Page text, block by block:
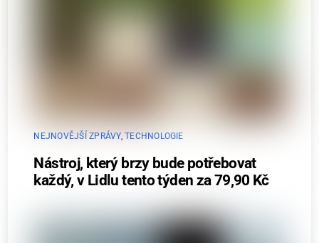
NEJNOVĚJŠÍ ZPRÁVY,TECHNOLOGIE
Nástroj, který brzy bude potřebovat
každý, v Lidlu tento týden za 79,90 Kč